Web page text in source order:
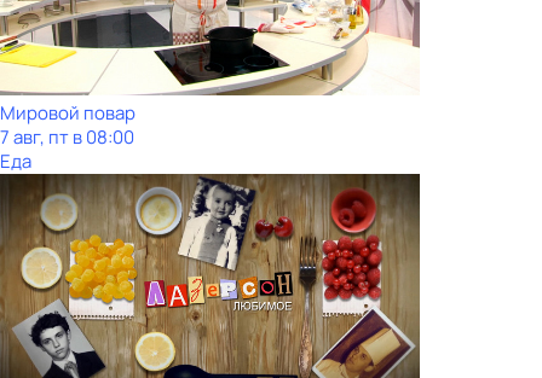
Мировой повар
7 авг, пт в 08:00
Еда